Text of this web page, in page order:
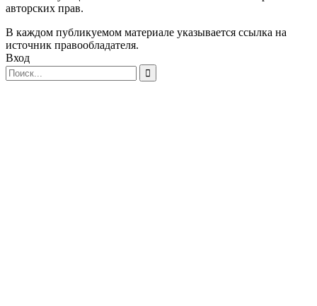
авторских прав.
В каждом публикуемом материале указывается ссылка на
источник правообладателя.
Вход